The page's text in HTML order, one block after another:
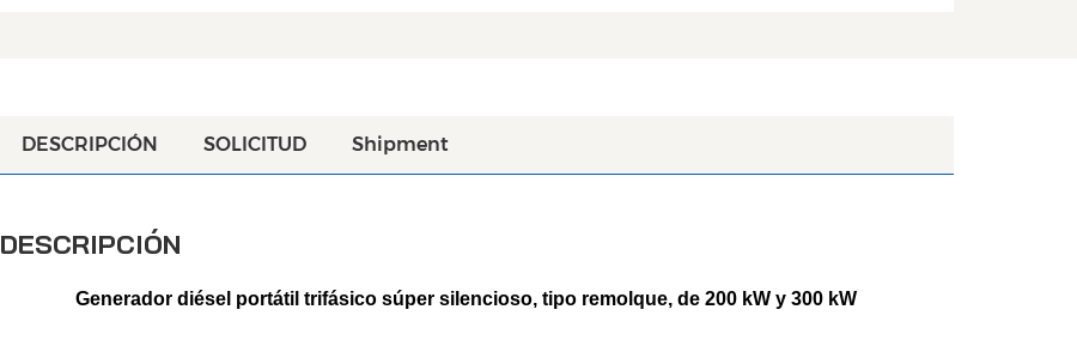
DESCRIPCIÓN SOLICITUD Shipment
DESCRIPCIÓN
Generador diésel portátil trifásico súper silencioso, tipo remolque, de 200 kW y 300 kW